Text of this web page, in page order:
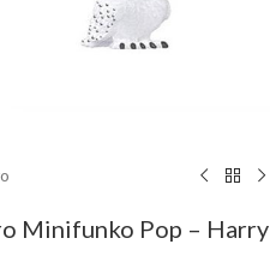
Minifunko Pop – Harry